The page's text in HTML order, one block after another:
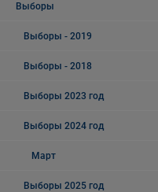
Выборы
Выборы - 2019
Выборы - 2018
Выборы 2023 год
Выборы 2024 год
Март
Выборы 2025 год